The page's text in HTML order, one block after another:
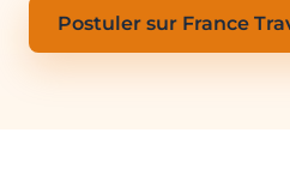
Postuler sur France